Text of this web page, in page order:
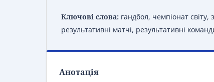
Ключові слова: гандбол, чемпіонат світу,
результативні матчі, результативні
Анотація